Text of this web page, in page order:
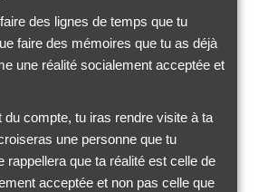
des lignes de temps que tu
faire des mémoires que tu as déjà
une réalité socialement acceptée et
du compte, tu iras rendre visite à ta
une personne que tu
rappellera que ta réalité est celle de
acceptée et non pas celle que